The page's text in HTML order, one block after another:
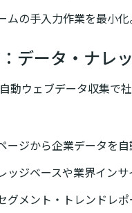
ムの手入力作業を最小化
データ・ナレ
自動ウェブデータ収集で
ージから企業データを自
ッジベースや業界インサ
グメント・トレンドレ